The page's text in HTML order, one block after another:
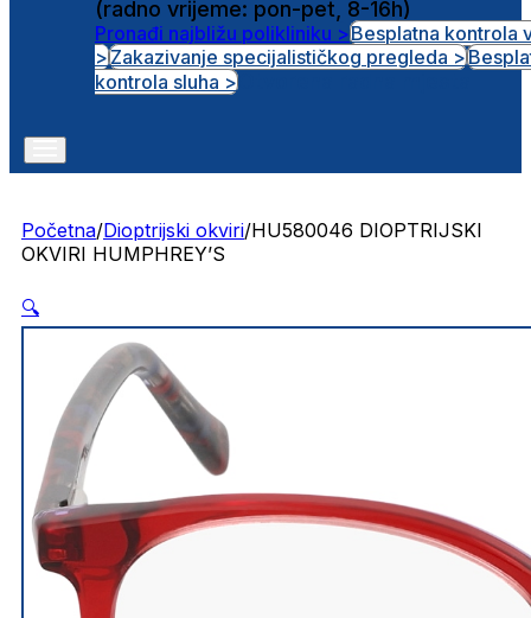
(radno vrijeme: pon-pet, 8-16h)
Pronađi najbližu polikliniku >Besplatna kontrola
>Zakazivanje specijalističkog pregleda >
kontrola sluha >
Početna/Dioptrijski okviri/HU580046 DIOPTRIJSKI
OKVIRI HUMPHREY’S
🔍